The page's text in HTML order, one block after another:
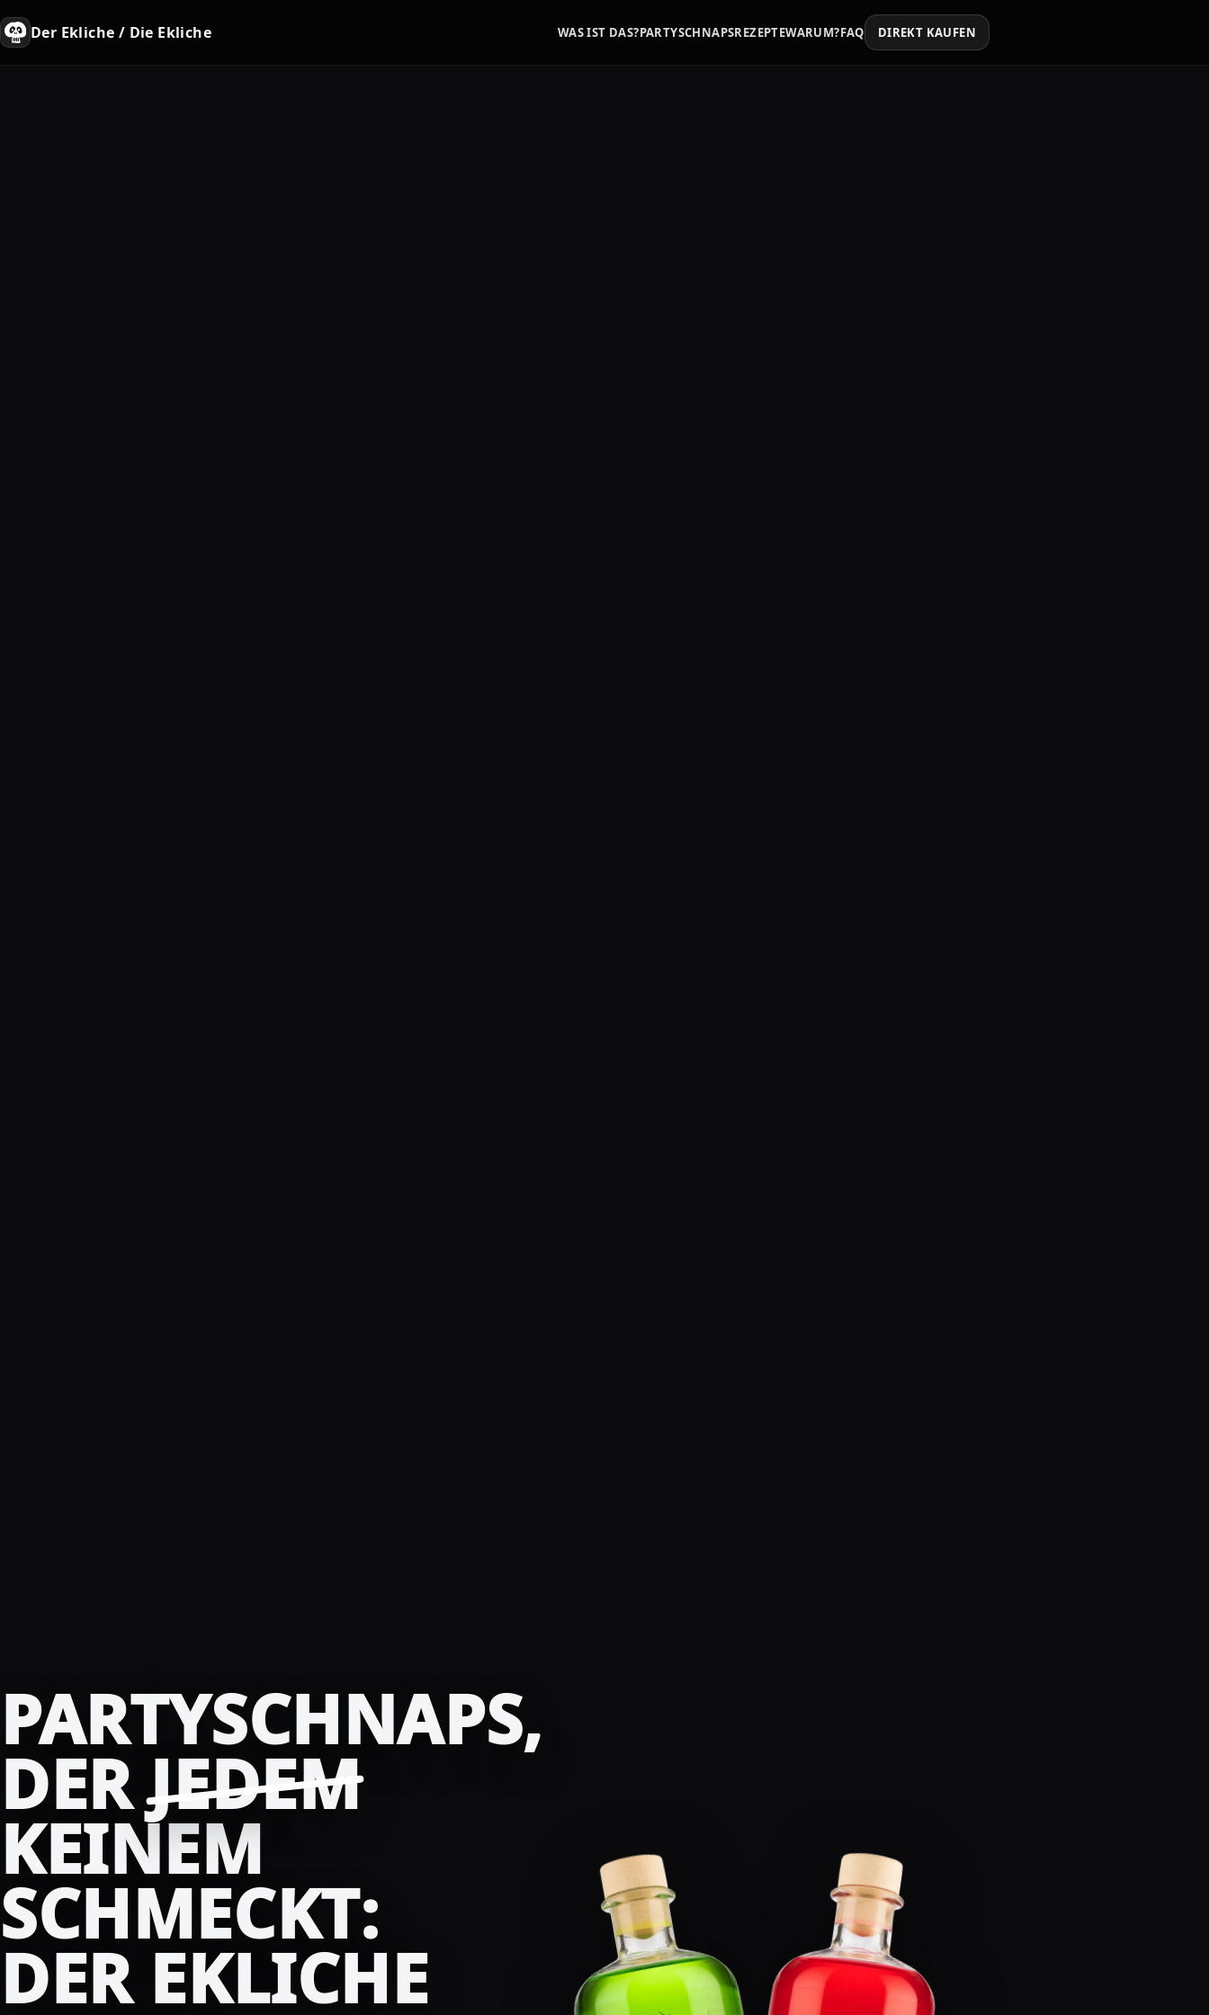
Der Ekliche / Die Ekliche WAS IST DAS?PARTYSCHNAPSREZEPTEWARUM?FAQ DIREKT KAUFEN
PARTYSCHNAPS,
DERJEDEM
KEINEM
SCHMECKT:
DER EKLICHE